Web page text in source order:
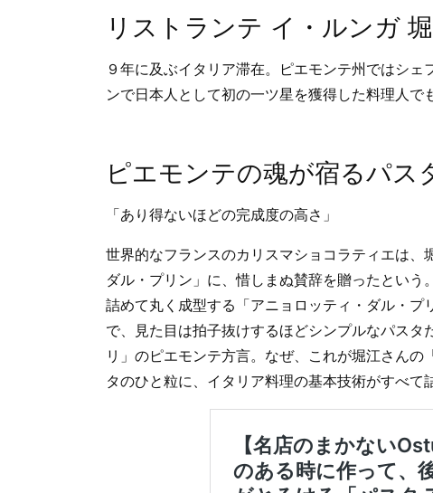
k
リストランテ イ・ルンガ
９年に及ぶイタリア滞在。ピエモンテ州ではシ
ンで日本人として初の一ツ星を獲得した料理人で
ピエモンテの魂が宿るパス
「あり得ないほどの完成度の高さ」
世界的なフランスのカリスマショコラティエは、
ダル・プリン」に、惜しまぬ賛辞を贈ったとい
詰めて丸く成型する「アニョロッティ・ダル・プ
で、見た目は拍子抜けするほどシンプルなパス
リ」のピエモンテ方言。なぜ、これが堀江さん
タのひと粒に、イタリア料理の基本技術がすべて